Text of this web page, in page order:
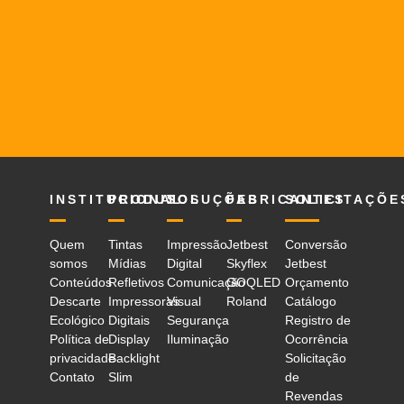
INSTITUCIONAL
Quem
somos
Conteúdos
Descarte
Ecológico
Política de
privacidade
Contato
PRODUTOS
Tintas
Mídias
Refletivos
Impressoras
Digitais
Display
Backlight
Slim
SOLUÇÕES
Impressão
Digital
Comunicação
Visual
Segurança
Iluminação
FABRICANTES
Jetbest
Skyflex
GOQLED
Roland
Conversão
Jetbest
Orçamento
Catálogo
Registro de
Ocorrência
Solicitação
de
Revendas